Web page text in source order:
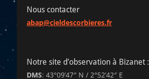
Nous contacter
abap@cieldescorbieres.fr
Notre site d’observation à Bizanet :
DMS: 43°09’47″ N / 2°52’42″ E